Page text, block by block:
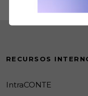
RECURSOS
IntraCONTE